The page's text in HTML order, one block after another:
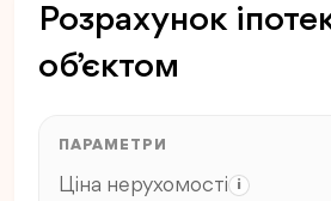
Розрахунок
об’єктом
ПАРАМЕТРИ
Ціна нерухомості i